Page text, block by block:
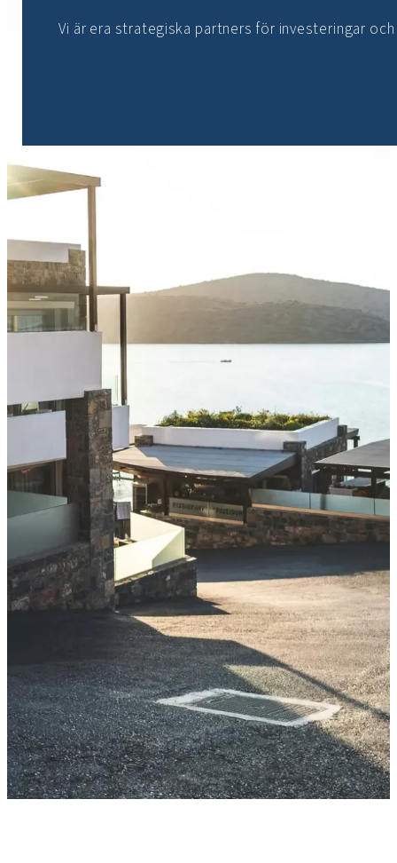
Vi är era strategiska partners för investeringar